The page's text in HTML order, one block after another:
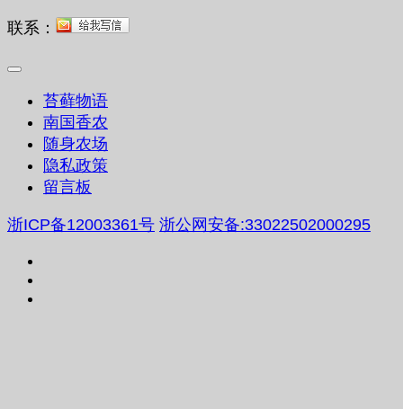
联系：
苔藓物语
南国香农
随身农场
隐私政策
留言板
浙ICP备12003361号 浙公网安备:33022502000295